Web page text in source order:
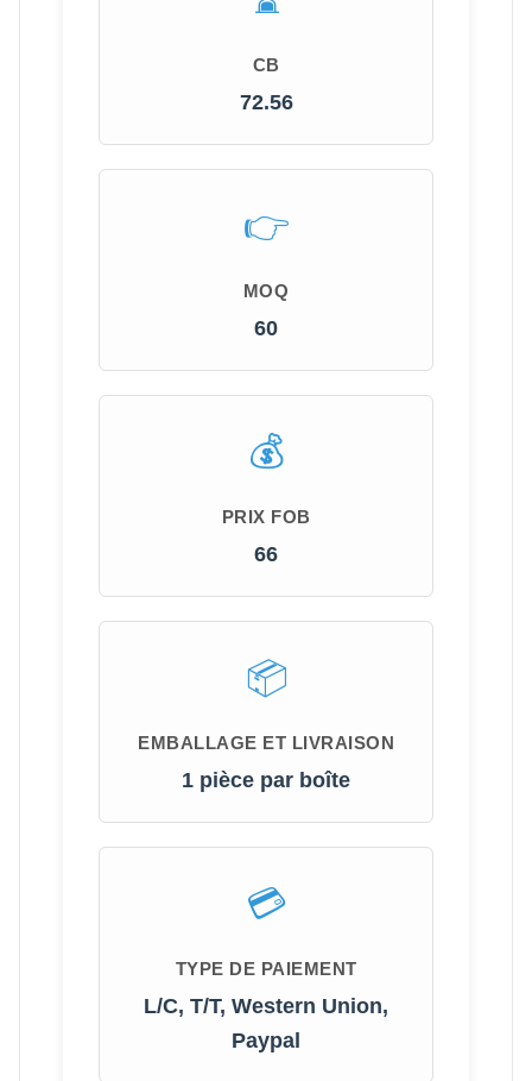
CB
72.56
MOQ
60
PRIX FOB
66
EMBALLAGE ET LIVRAISON
1 pièce par boîte
TYPE DE PAIEMENT
L/C, T/T, Western Union,
Paypal